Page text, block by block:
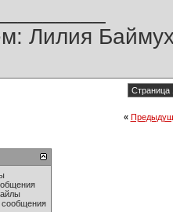
Лилия
Страница
«
сообщения